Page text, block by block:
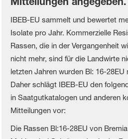
IBEB-EU sammelt und bewertet
Isolate pro Jahr. Kommerzielle
Rassen, die in der Vergangenheit
nicht mehr, sind für die Landwirte
letzten Jahren wurden Bl: 16-28EU
Daher schlägt IBEB-EU den
in Saatgutkatalogen und anderen
Mitteilungen vor:
Die Rassen Bl:16-28EU von